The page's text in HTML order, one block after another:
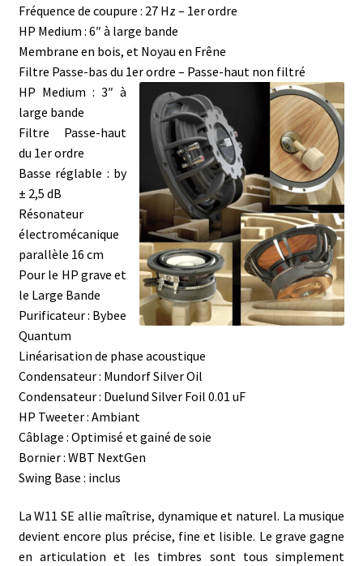
Fréquence de coupure : 27 Hz – 1er ordre
HP Medium : 6″ à large bande
Membrane en bois, et Noyau en Frêne
Filtre Passe-bas du 1er ordre – Passe-haut non filtré
HP Medium : 3″ à
large bande
Filtre Passe-haut
du 1er ordre
Basse réglable : by
± 2,5 dB
Résonateur
électromécanique
parallèle 16 cm
Pour le HP grave et
le Large Bande
Purificateur : Bybee
Quantum
Linéarisation de phase acoustique
Condensateur : Mundorf Silver Oil
Condensateur : Duelund Silver Foil 0.01 uF
HP Tweeter : Ambiant
Câblage : Optimisé et gainé de soie
Bornier : WBT NextGen
Swing Base : inclus
La W11 SE allie maîtrise, dynamique et naturel. La musique
devient encore plus précise, fine et lisible. Le grave gagne
en articulation et les timbres sont tous simplement